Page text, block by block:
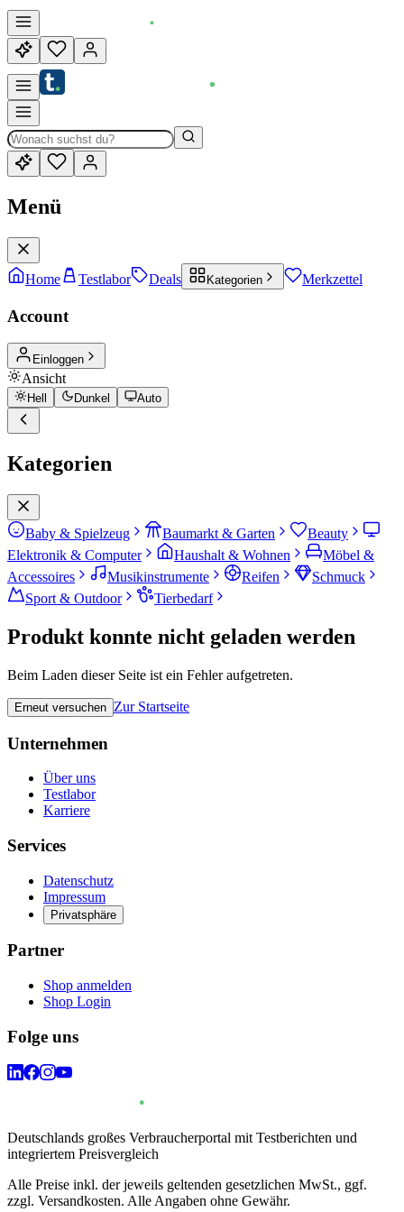
Menü
Home Testlabor Deals Kategorien Merkzettel
Account
Einloggen
Ansicht
Hell Dunkel Auto
Kategorien
Baby & Spielzeug Baumarkt & Garten
Beauty
Elektronik & Computer
Haushalt & Wohnen
Möbel &
Accessoires
Musikinstrumente Reifen
Schmuck
Sport & Outdoor
Tierbedarf
Produkt konnte nicht geladen werden
Beim Laden dieser Seite ist ein Fehler aufgetreten.
Erneut versuchen Zur Startseite
Unternehmen
Über uns
Testlabor
Karriere
Services
Datenschutz
Impressum
Privatsphäre
Partner
Shop anmelden
Shop Login
Folge uns
Deutschlands großes Verbraucherportal mit Testberichten und
integriertem Preisvergleich
Alle Preise inkl. der jeweils geltenden gesetzlichen MwSt., ggf.
zzgl. Versandkosten. Alle Angaben ohne Gewähr.